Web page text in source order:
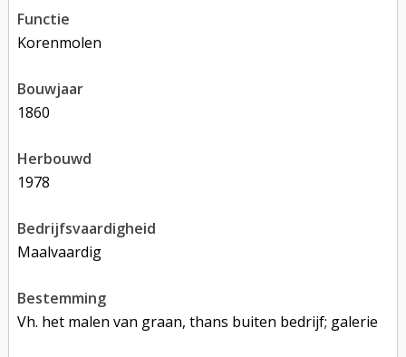
functie
korenmolen
bouwjaar
1860
herbouwd
1978
bedrijfsvaardigheid
Maalvaardig
bestemming
Vh. het malen van graan, thans buiten bedrijf; galerie